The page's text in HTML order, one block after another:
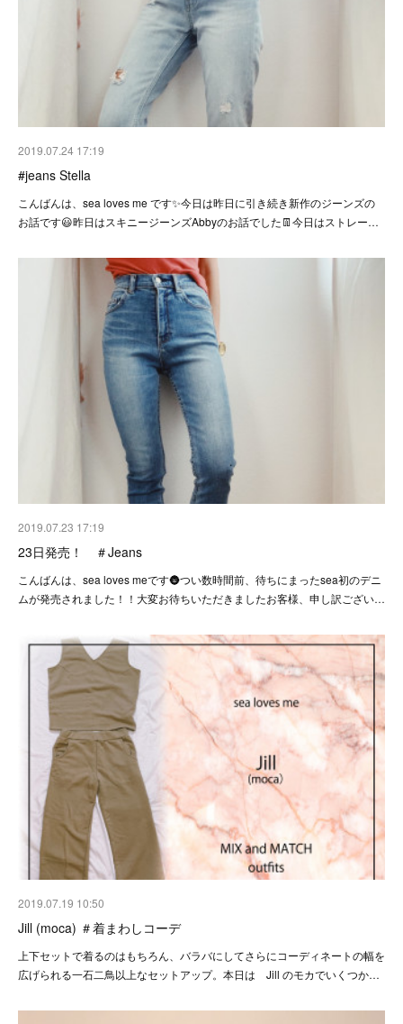
2019.07.24 17:19
#jeans Stella
こんばんは、sea loves me です✨今日は昨日に引き続き新作のジーンズの
お話です😃昨日はスキニージーンズAbbyのお話でした👖今日はストレー…
2019.07.23 17:19
23日発売！ ＃Jeans
こんばんは、sea loves meです🌚つい数時間前、待ちにまったsea初のデニ
ムが発売されました！！大変お待ちいただきましたお客様、申し訳ござい…
2019.07.19 10:50
Jill (moca) ＃着まわしコーデ
上下セットで着るのはもちろん、バラバにしてさらにコーディネートの幅を
広げられる一石二鳥以上なセットアップ。本日は Jill のモカでいくつか…